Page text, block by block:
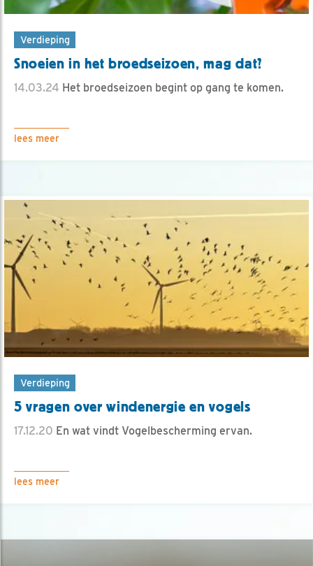
Verdieping
Snoeien in het broedseizoen, mag dat?
14.03.24 Het broedseizoen begint op gang te komen.
lees meer
Verdieping
5 vragen over windenergie en vogels
17.12.20 En wat vindt Vogelbescherming ervan.
lees meer